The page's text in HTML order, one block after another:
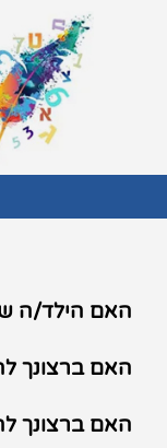
האם הילד/ה
האם ברצונך
האם ברצונך